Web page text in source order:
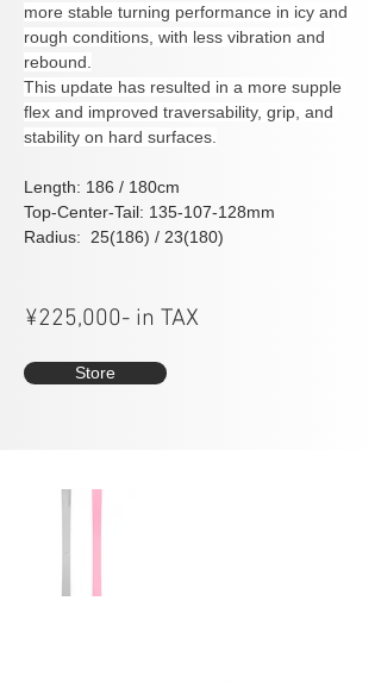
more stable turning performance in icy and
rough conditions, with less vibration and
rebound.
This update has resulted in a more supple
flex and improved traversability, grip, and
stability on hard surfaces.
Length: 186 / 180cm
Top-Center-Tail: 135-107-128mm
Radius:  25(186) / 23(180)
¥225,000- in TAX
Store